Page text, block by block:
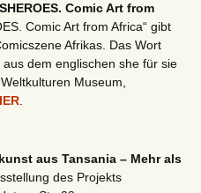
Comic Art from
Comic Art from Africa“ gibt
Afrikas. Das Wort
aus dem englischen she für sie
Museum,
aus Tansania – Mehr als
des Projekts